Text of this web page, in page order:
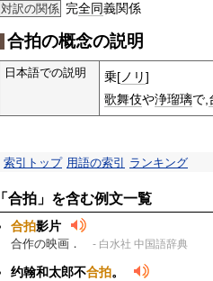
対訳の関係 完全同義関係
合拍の概念の説明
日本語での説明 乗[ ノリ]
歌舞伎や浄瑠璃で,
索引トップ 用語の索引 ランキング
「合拍」を含む例文一覧
合拍影片
合作の映画． - 白水社 中国語辞典
约翰和太郎不合拍。